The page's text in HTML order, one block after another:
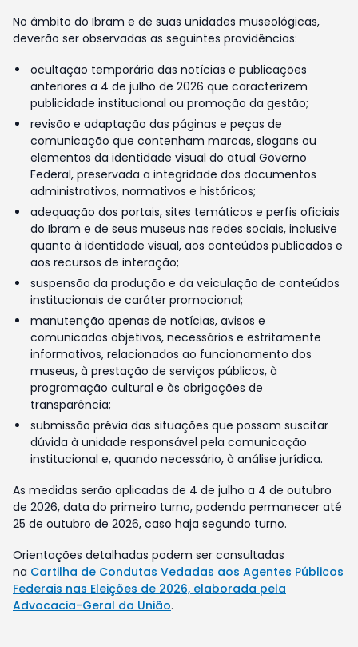
No âmbito do Ibram e de suas unidades museológicas,
deverão ser observadas as seguintes providências:
ocultação temporária das notícias e publicações
anteriores a 4 de julho de 2026 que caracterizem
publicidade institucional ou promoção da gestão;
revisão e adaptação das páginas e peças de
comunicação que contenham marcas, slogans ou
elementos da identidade visual do atual Governo
Federal, preservada a integridade dos documentos
administrativos, normativos e históricos;
adequação dos portais, sites temáticos e perfis oficiais
do Ibram e de seus museus nas redes sociais, inclusive
quanto à identidade visual, aos conteúdos publicados e
aos recursos de interação;
suspensão da produção e da veiculação de conteúdos
institucionais de caráter promocional;
manutenção apenas de notícias, avisos e
comunicados objetivos, necessários e estritamente
informativos, relacionados ao funcionamento dos
museus, à prestação de serviços públicos, à
programação cultural e às obrigações de
transparência;
submissão prévia das situações que possam suscitar
dúvida à unidade responsável pela comunicação
institucional e, quando necessário, à análise jurídica.
As medidas serão aplicadas de 4 de julho a 4 de outubro
de 2026, data do primeiro turno, podendo permanecer até
25 de outubro de 2026, caso haja segundo turno.
Orientações detalhadas podem ser consultadas
na Cartilha de Condutas Vedadas aos Agentes Públicos
Federais nas Eleições de 2026, elaborada pela
Advocacia-Geral da União.